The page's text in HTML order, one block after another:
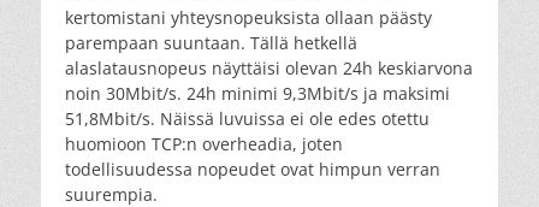
kertomistani yhteysnopeuksista ollaan päästy
parempaan suuntaan. Tällä hetkellä
alaslatausnopeus näyttäisi olevan 24h keskiarvona
noin 30Mbit/s. 24h minimi 9,3Mbit/s ja maksimi
51,8Mbit/s. Näissä luvuissa ei ole edes otettu
huomioon TCP:n overheadia, joten
todellisuudessa nopeudet ovat himpun verran
suurempia.